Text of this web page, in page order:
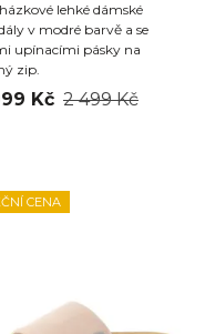
lehké dámské
v modré barvě a se
upínacími pásky na
zip.
Kč 2 499 Kč
CENA